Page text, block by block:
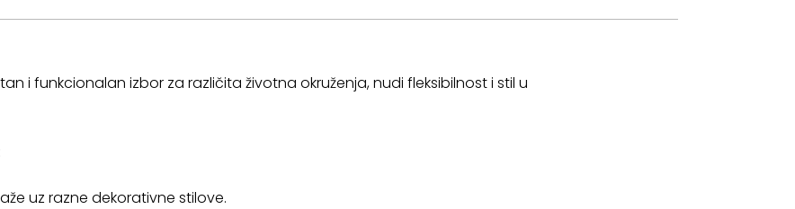
i funkcionalan izbor za različita životna okruženja, nudi fleksibilnost i stil u
uz razne dekorativne stilove.